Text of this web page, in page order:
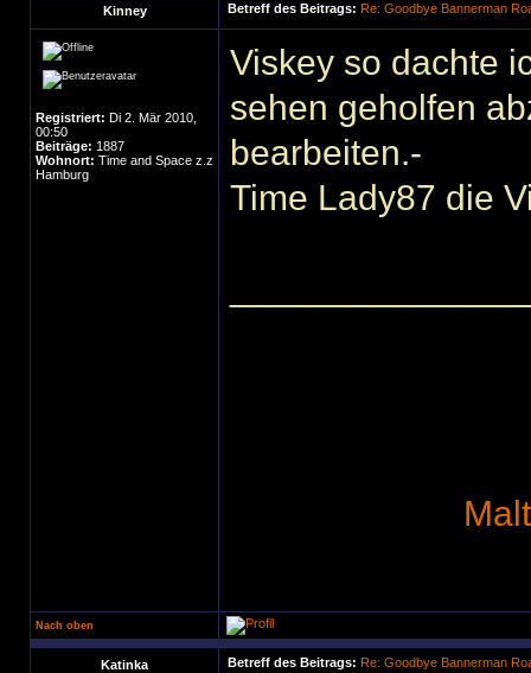
Kinney Betreff des Beitrags: Re: Goodbye Bannerman
Registriert: Di 2. Mär 2010,
00:50
Beiträge: 1887
Wohnort: Time and Space z.z
Hamburg
Viskey so dachte
sehen geholfen
bearbeiten.-
Time Lady87 die
Nach oben
Katinka Betreff des Beitrags: Re: Goodbye Bannerman